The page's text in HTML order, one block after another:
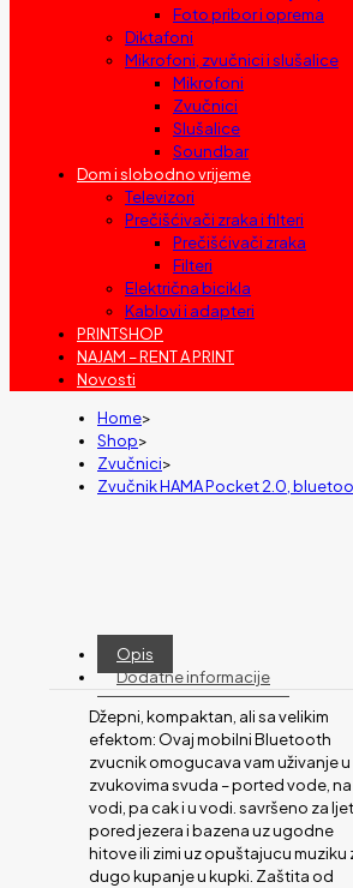
Foto pribor i oprema
Diktafoni
Mikrofoni, zvučnici i slušalice
Mikrofoni
Zvučnici
Slušalice
Soundbar
Dom i slobodno vrijeme
Televizori
Prečišćivači zraka i filteri
Prečišćivači zraka
Filteri
Električna bicikla
Kablovi i adapteri
PRINTSHOP
NAJAM – RENT A PRINT
Novosti
Home>
Shop>
Zvučnici>
Zvučnik HAMA Pocket 2.0,
Opis
Dodatne informacije
Džepni, kompaktan, ali sa velikim
efektom: Ovaj mobilni Bluetooth
zvucnik omogucava vam uživanje u
zvukovima svuda – ported vode, na
vodi, pa cak i u vodi. savršeno za
pored jezera i bazena uz ugodne
hitove ili zimi uz opuštajucu muziku
dugo kupanje u kupki. Zaštita od